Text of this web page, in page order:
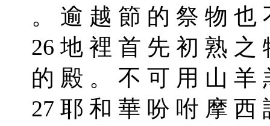
。 逾 越 節 的 祭 物
26 地 裡 首 先 初 熟
的 殿 。 不 可 用 山
27 耶 和 華 吩 咐 摩 西